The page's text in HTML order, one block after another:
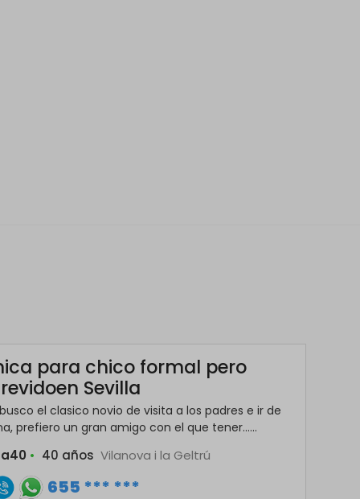
para chico formal pero
Sevilla
el clasico novio de visita a los padres e ir de
prefiero un gran amigo con el que tener......
• 40 años Vilanova i la Geltrú
655 *** ***